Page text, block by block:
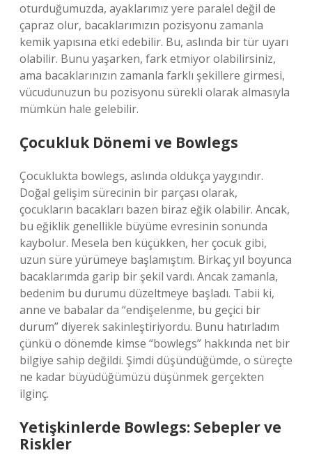
oturduğumuzda, ayaklarımız yere paralel değil de
çapraz olur, bacaklarımızın pozisyonu zamanla
kemik yapısına etki edebilir. Bu, aslında bir tür uyarı
olabilir. Bunu yaşarken, fark etmiyor olabilirsiniz,
ama bacaklarınızın zamanla farklı şekillere girmesi,
vücudunuzun bu pozisyonu sürekli olarak almasıyla
mümkün hale gelebilir.
Çocukluk Dönemi ve Bowlegs
Çocuklukta bowlegs, aslında oldukça yaygındır.
Doğal gelişim sürecinin bir parçası olarak,
çocukların bacakları bazen biraz eğik olabilir. Ancak,
bu eğiklik genellikle büyüme evresinin sonunda
kaybolur. Mesela ben küçükken, her çocuk gibi,
uzun süre yürümeye başlamıştım. Birkaç yıl boyunca
bacaklarımda garip bir şekil vardı. Ancak zamanla,
bedenim bu durumu düzeltmeye başladı. Tabii ki,
anne ve babalar da “endişelenme, bu geçici bir
durum” diyerek sakinleştiriyordu. Bunu hatırladım
çünkü o dönemde kimse “bowlegs” hakkında net bir
bilgiye sahip değildi. Şimdi düşündüğümde, o süreçte
ne kadar büyüdüğümüzü düşünmek gerçekten
ilginç.
Yetişkinlerde Bowlegs: Sebepler ve
Riskler